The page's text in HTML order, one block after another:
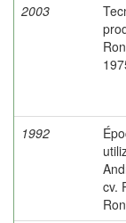
2003
1992
cv.